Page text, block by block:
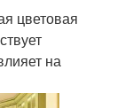
цветовая
на